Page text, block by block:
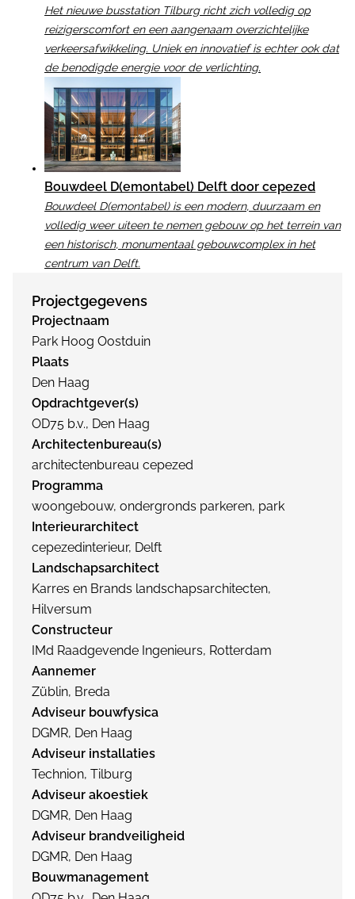
Het nieuwe busstation Tilburg richt zich volledig op
reizigerscomfort en een aangenaam overzichtelijke
verkeersafwikkeling. Uniek en innovatief is echter ook dat
de benodigde energie voor de verlichting.
Bouwdeel D(emontabel) Delft door cepezed
Bouwdeel D(emontabel) is een modern, duurzaam en
volledig weer uiteen te nemen gebouw op het terrein van
een historisch, monumentaal gebouwcomplex in het
centrum van Delft.
Projectgegevens
Projectnaam
Park Hoog Oostduin
Plaats
Den Haag
Opdrachtgever(s)
OD75 b.v., Den Haag
Architectenbureau(s)
architectenbureau cepezed
Programma
woongebouw, ondergronds parkeren, park
Interieurarchitect
cepezedinterieur, Delft
Landschapsarchitect
Karres en Brands landschapsarchitecten,
Hilversum
Constructeur
IMd Raadgevende Ingenieurs, Rotterdam
Aannemer
Züblin, Breda
Adviseur bouwfysica
DGMR, Den Haag
Adviseur installaties
Technion, Tilburg
Adviseur akoestiek
DGMR, Den Haag
Adviseur brandveiligheid
DGMR, Den Haag
Bouwmanagement